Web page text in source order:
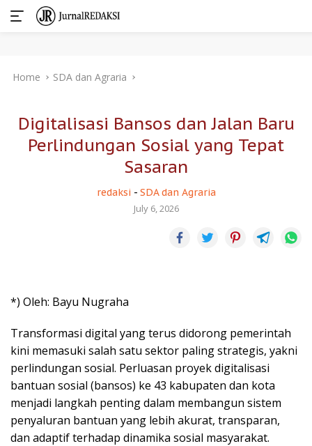
Home SDA dan Agraria
Digitalisasi Bansos dan Jalan Baru
Perlindungan Sosial yang Tepat
Sasaran
redaksi - SDA dan Agraria
July 6, 2026
*) Oleh: Bayu Nugraha
Transformasi digital yang terus didorong pemerintah
kini memasuki salah satu sektor paling strategis, yakni
perlindungan sosial. Perluasan proyek digitalisasi
bantuan sosial (bansos) ke 43 kabupaten dan kota
menjadi langkah penting dalam membangun sistem
penyaluran bantuan yang lebih akurat, transparan,
dan adaptif terhadap dinamika sosial masyarakat.